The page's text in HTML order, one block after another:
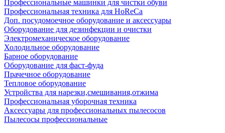
Профессиональные машинки для чистки обуви
Профессиональная техника для HoReCa
Доп. посудомоечное оборудование и аксессуары
Оборудование для дезинфекции и очистки
Электромеханическое оборудование
Холодильное оборудование
Барное оборудование
Оборудование для фаст-фуда
Прачечное оборудование
Тепловое оборудование
Устройства для нарезки,смешивания,отжима
Профессиональная уборочная техника
Аксессуары для профессиональных пылесосов
Пылесосы профессиональные